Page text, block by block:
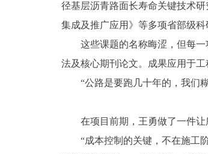
径基层沥青路面长寿命关键技术
集成及推广应用》等多项省部级科
这些课题的名称晦涩，但每
法及核心期刊论文。成果应用于
“公路是要跑几十年的，我们
在项目前期，王勇做了一件
“成本控制的关键，不在施工